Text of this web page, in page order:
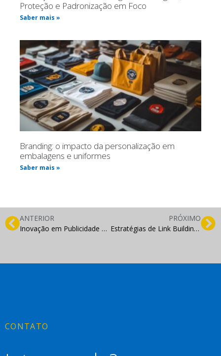
Proteção e Padronização em Foco
Saber mais »
Branding: o impacto da personalização em
embalagens e uniformes
Saber mais »
ANTERIOR
Inovação em Publicidade Online: Além do Google Ads e Facebook Ads
PRÓXIMO
Estratégias de Link Building para 2024: O que Funciona Atualmente
CONTATO